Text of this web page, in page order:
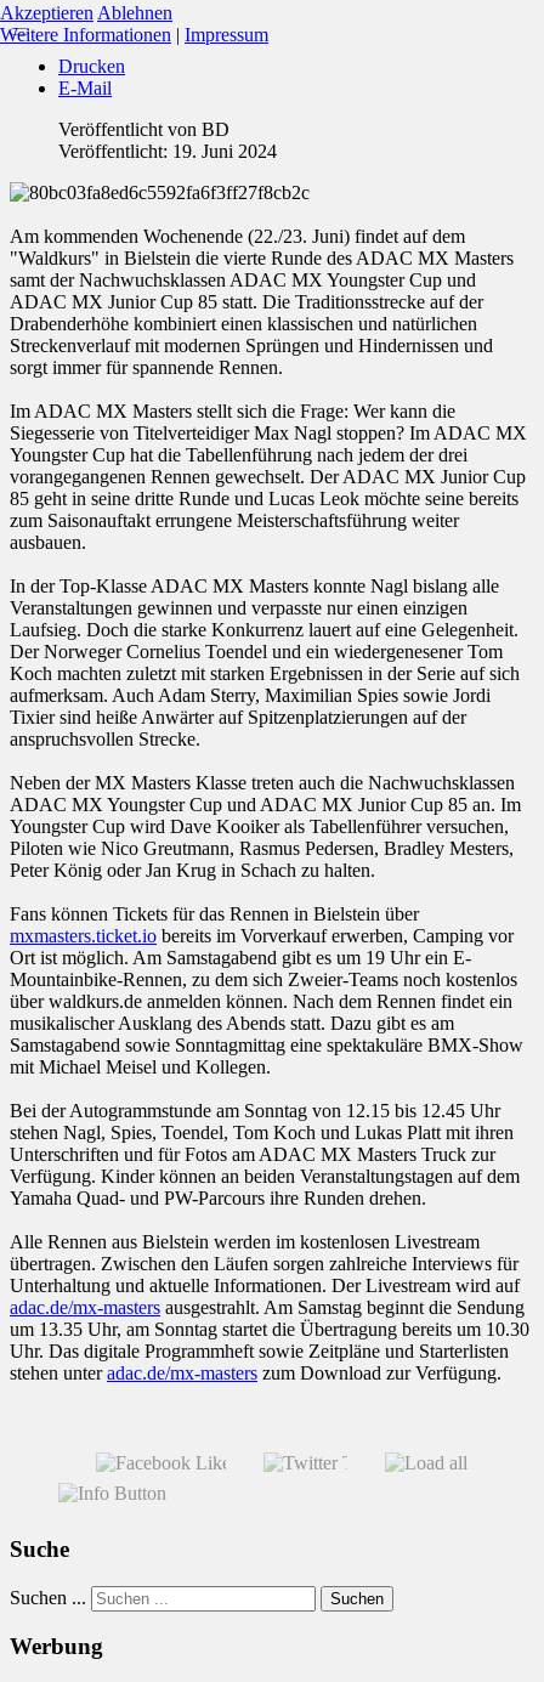
Drucken
E-Mail
Veröffentlicht von BD
Veröffentlicht: 19. Juni 2024
Am kommenden Wochenende (22./23. Juni) findet auf dem
"Waldkurs" in Bielstein die vierte Runde des ADAC MX Masters
samt der Nachwuchsklassen ADAC MX Youngster Cup und
ADAC MX Junior Cup 85 statt. Die Traditionsstrecke auf der
Drabenderhöhe kombiniert einen klassischen und natürlichen
Streckenverlauf mit modernen Sprüngen und Hindernissen und
sorgt immer für spannende Rennen.
Im ADAC MX Masters stellt sich die Frage: Wer kann die
Siegesserie von Titelverteidiger Max Nagl stoppen? Im ADAC MX
Youngster Cup hat die Tabellenführung nach jedem der drei
vorangegangenen Rennen gewechselt. Der ADAC MX Junior Cup
85 geht in seine dritte Runde und Lucas Leok möchte seine bereits
zum Saisonauftakt errungene Meisterschaftsführung weiter
ausbauen.
In der Top-Klasse ADAC MX Masters konnte Nagl bislang alle
Veranstaltungen gewinnen und verpasste nur einen einzigen
Laufsieg. Doch die starke Konkurrenz lauert auf eine Gelegenheit.
Der Norweger Cornelius Toendel und ein wiedergenesener Tom
Koch machten zuletzt mit starken Ergebnissen in der Serie auf sich
aufmerksam. Auch Adam Sterry, Maximilian Spies sowie Jordi
Tixier sind heiße Anwärter auf Spitzenplatzierungen auf der
anspruchsvollen Strecke.
Neben der MX Masters Klasse treten auch die Nachwuchsklassen
ADAC MX Youngster Cup und ADAC MX Junior Cup 85 an. Im
Youngster Cup wird Dave Kooiker als Tabellenführer versuchen,
Piloten wie Nico Greutmann, Rasmus Pedersen, Bradley Mesters,
Peter König oder Jan Krug in Schach zu halten.
Fans können Tickets für das Rennen in Bielstein über
mxmasters.ticket.io bereits im Vorverkauf erwerben, Camping vor
Ort ist möglich. Am Samstagabend gibt es um 19 Uhr ein E-
Mountainbike-Rennen, zu dem sich Zweier-Teams noch kostenlos
über waldkurs.de anmelden können. Nach dem Rennen findet ein
musikalischer Ausklang des Abends statt. Dazu gibt es am
Samstagabend sowie Sonntagmittag eine spektakuläre BMX-Show
mit Michael Meisel und Kollegen.
Bei der Autogrammstunde am Sonntag von 12.15 bis 12.45 Uhr
stehen Nagl, Spies, Toendel, Tom Koch und Lukas Platt mit ihren
Unterschriften und für Fotos am ADAC MX Masters Truck zur
Verfügung. Kinder können an beiden Veranstaltungstagen auf dem
Yamaha Quad- und PW-Parcours ihre Runden drehen.
Alle Rennen aus Bielstein werden im kostenlosen Livestream
übertragen. Zwischen den Läufen sorgen zahlreiche Interviews für
Unterhaltung und aktuelle Informationen. Der Livestream wird auf
adac.de/mx-masters ausgestrahlt. Am Samstag beginnt die Sendung
um 13.35 Uhr, am Sonntag startet die Übertragung bereits um 10.30
Uhr. Das digitale Programmheft sowie Zeitpläne und Starterlisten
stehen unteradac.de/mx-masters zum Download zur Verfügung.
Suche
Suchen ... Suchen
Werbung
Akzeptieren Ablehnen
Weitere Informationen | Impressum